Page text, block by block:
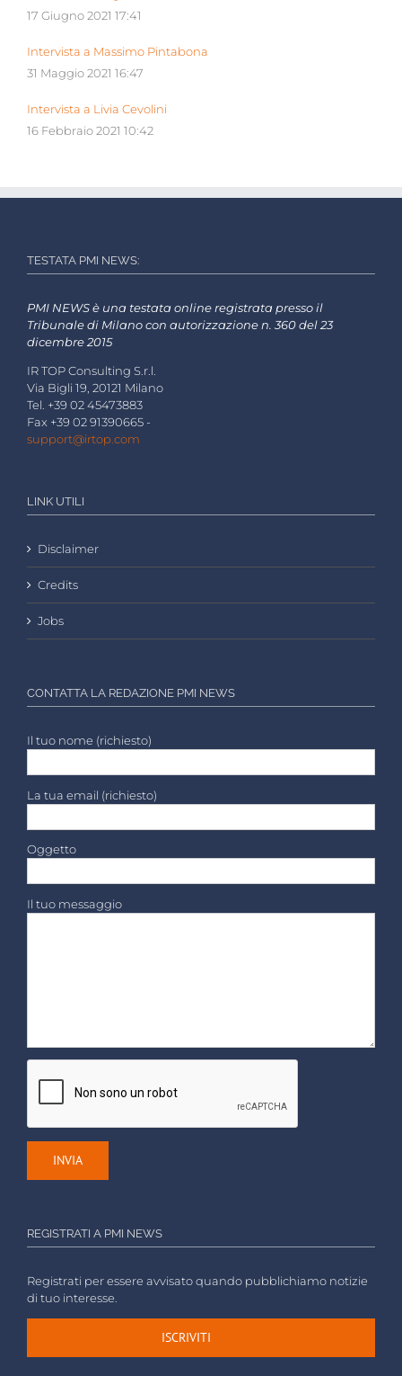
17 Giugno 2021 17:41
Intervista a Massimo Pintabona
31 Maggio 2021 16:47
Intervista a Livia Cevolini
16 Febbraio 2021 10:42
TESTATA PMI NEWS:
PMI NEWS è una testata online registrata presso il
Tribunale di Milano con autorizzazione n. 360 del 23
dicembre 2015
IR TOP Consulting S.r.l.
Via Bigli 19, 20121 Milano
Tel. +39 02 45473883
Fax +39 02 91390665 -
support@irtop.com
LINK UTILI
Disclaimer
Credits
Jobs
CONTATTA LA REDAZIONE PMI NEWS
Il tuo nome (richiesto)
La tua email (richiesto)
Oggetto
Il tuo messaggio
REGISTRATI A PMI NEWS
Registrati per essere avvisato quando pubblichiamo notizie
di tuo interesse.
ISCRIVITI